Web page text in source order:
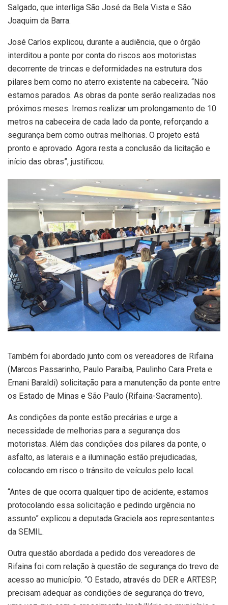
Salgado, que interliga São José da Bela Vista e São
Joaquim da Barra.
José Carlos explicou, durante a audiência, que o órgão
interditou a ponte por conta do riscos aos motoristas
decorrente de trincas e deformidades na estrutura dos
pilares bem como no aterro existente na cabeceira. “Não
estamos parados. As obras da ponte serão realizadas nos
próximos meses. Iremos realizar um prolongamento de 10
metros na cabeceira de cada lado da ponte, reforçando a
segurança bem como outras melhorias. O projeto está
pronto e aprovado. Agora resta a conclusão da licitação e
início das obras”, justificou.
Também foi abordado junto com os vereadores de Rifaina
(Marcos Passarinho, Paulo Paraíba, Paulinho Cara Preta e
Ernani Baraldi) solicitação para a manutenção da ponte entre
os Estado de Minas e São Paulo (Rifaina-Sacramento).
As condições da ponte estão precárias e urge a
necessidade de melhorias para a segurança dos
motoristas. Além das condições dos pilares da ponte, o
asfalto, as laterais e a iluminação estão prejudicadas,
colocando em risco o trânsito de veículos pelo local.
“Antes de que ocorra qualquer tipo de acidente, estamos
protocolando essa solicitação e pedindo urgência no
assunto” explicou a deputada Graciela aos representantes
da SEMIL.
Outra questão abordada a pedido dos vereadores de
Rifaina foi com relação à questão de segurança do trevo de
acesso ao município. “O Estado, através do DER e ARTESP,
precisam adequar as condições de segurança do trevo,